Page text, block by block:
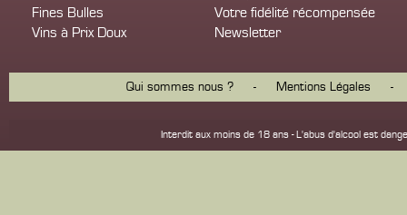
Fines Bulles
Vins à Prix Doux
Votre fidélité récompensée
Newsletter
Qui sommes nous ? - Mentions Légales -
Interdit aux moins de 18 ans - L'abus d'alcool est